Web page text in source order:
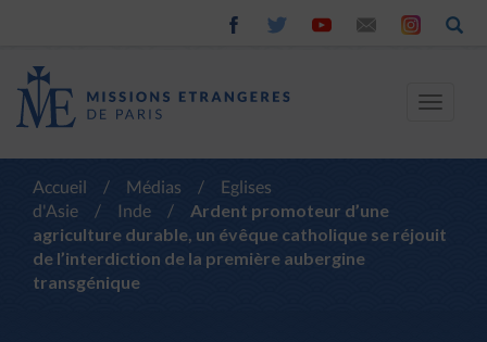
Toggle
Accueil / Médias /
Eglises
d'Asie
/ Inde /
Ardent promoteur d’une
agriculture durable, un évêque catholique se réjouit
de l’interdiction de la première aubergine
transgénique